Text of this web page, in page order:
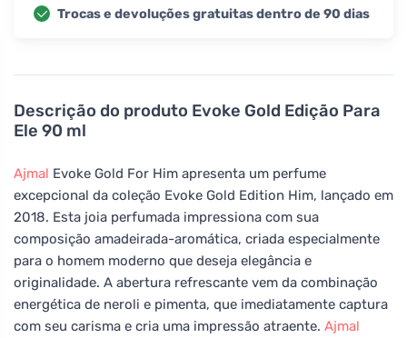
Descrição do produto Evoke Gold Edição Para
Ele 90 ml
Ajmal Evoke Gold For Him apresenta um perfume
excepcional da coleção Evoke Gold Edition Him, lançado em
2018. Esta joia perfumada impressiona com sua
composição amadeirada-aromática, criada especialmente
para o homem moderno que deseja elegância e
originalidade. A abertura refrescante vem da combinação
energética de neroli e pimenta, que imediatamente captura
com seu carisma e cria uma impressão atraente. Ajmal
Trocas e devoluções gratuitas dentro de 90 dias